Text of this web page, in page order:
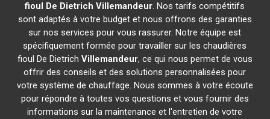
fioul De Dietrich Villemandeur. Nos tarifs compétitifs
sont adaptés à votre budget et nous offrons des garanties
sur nos services pour vous rassurer. Notre équipe est
spécifiquement formée pour travailler sur les chaudières
fioul De Dietrich Villemandeur, ce qui nous permet de vous
offrir des conseils et des solutions personnalisées pour
votre système de chauffage. Nous sommes à votre écoute
pour répondre à toutes vos questions et vous fournir des
informations sur la maintenance et l'entretien de votre